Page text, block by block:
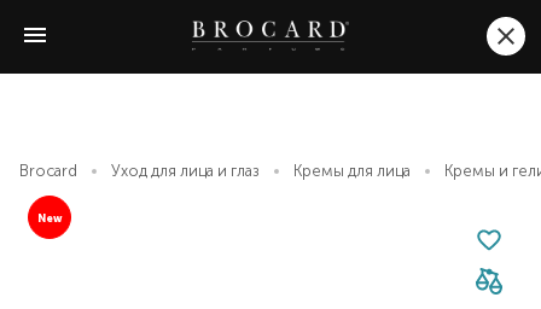
Brocard Уход для лица и глаз Кремы для лица Кремы и
New